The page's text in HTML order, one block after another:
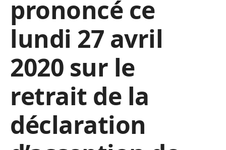
prononcé ce
lundi 27 avril
2020 sur le
retrait de la
déclaration